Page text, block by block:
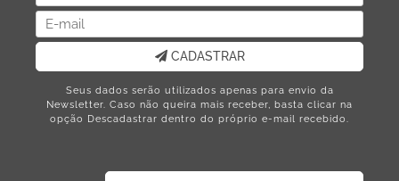
CADASTRAR
Seus dados serão utilizados apenas para envio da
Newsletter. Caso não queira mais receber, basta clicar na
opção Descadastrar dentro do próprio e-mail recebido.